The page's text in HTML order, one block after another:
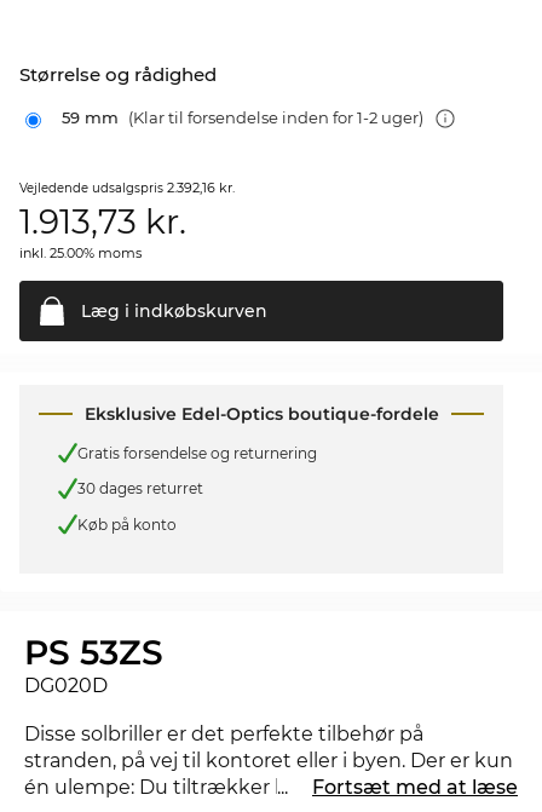
Størrelse og rådighed
59 mm (Klar til forsendelse inden for 1-2 uger)
Vejledende udsalgspris 2.392,16 kr.
1.913,73 kr.
inkl. 25.00% moms
Læg i indkøbskurven
Eksklusive Edel-Optics boutique-fordele
Gratis forsendelse og returnering
30 dages returret
Køb på konto
PS 53ZS
DG020D
Disse solbriller er det perfekte tilbehør på
stranden, på vej til kontoret eller i byen. Der er kun
én ulempe: Du tiltrækker helt sikkert et par
... Fortsæt med at læse